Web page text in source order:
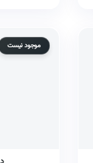
موجود نیست